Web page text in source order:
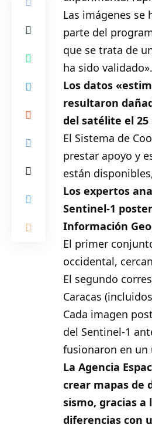
Las imágenes
parte del
que se trata de
ha sido validado».
Los datos
resultaron
del satélite el 25
El Sistema de
prestar apoyo y
están
Los expertos
Sentinel-1
Información
El primer
occidental,
El segundo
Caracas
Cada imagen
del Sentinel-1
fusionaron en un
La Agencia
crear mapas de
sismo, gracias
diferencias con